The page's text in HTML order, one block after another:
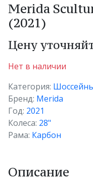
Merida
(2021)
Цену
Нет в наличии
Категория:
Бренд: Merida
Год: 2021
Колеса: 28"
Рама: Карбон
Описание